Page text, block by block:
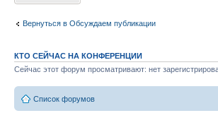
Вернуться в Обсуждаем публикации
КТО СЕЙЧАС НА КОНФЕРЕНЦИИ
Сейчас этот форум просматривают: нет
Список форумов